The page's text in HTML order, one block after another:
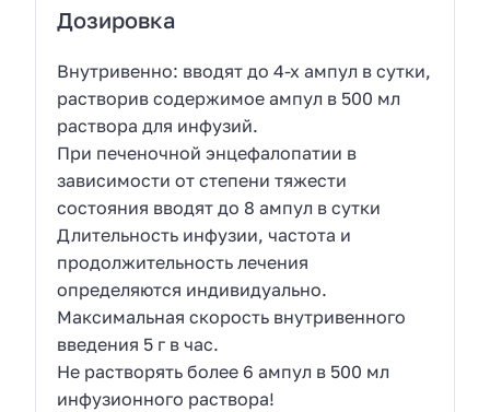
Дозировка
Внутривенно: вводят до 4-х ампул в сутки,
растворив содержимое ампул в 500 мл
раствора для инфузий.
При печеночной энцефалопатии в
зависимости от степени тяжести
состояния вводят до 8 ампул в сутки
Длительность инфузии, частота и
продолжительность лечения
определяются индивидуально.
Максимальная скорость внутривенного
введения 5 г в час.
Не растворять более 6 ампул в 500 мл
инфузионного раствора!